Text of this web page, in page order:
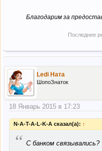
Благодарим за
Последнее
Ledi Ната
ШопоЗнаток
18 Январь 2015 в 17:23
N-A-T-A-L-K-A сказал(а): ↑
“ С банком связывались?